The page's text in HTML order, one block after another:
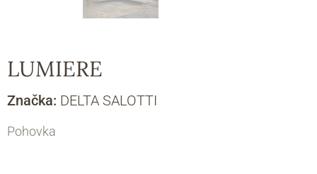
LUMIERE
Značka: DELTA SALOTTI
Pohovka